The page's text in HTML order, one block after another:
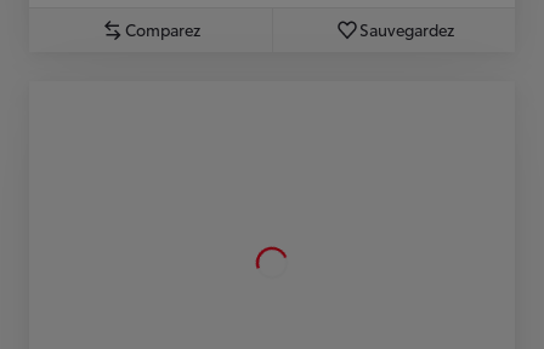
Comparez Sauvegardez